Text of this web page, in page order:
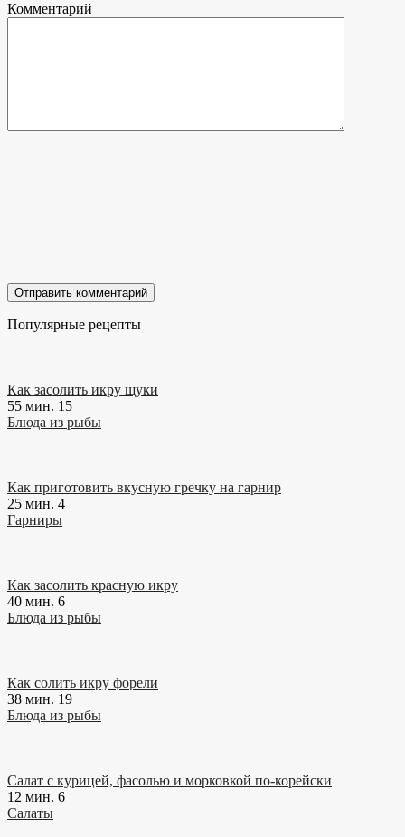
Комментарий
Популярные рецепты
Как засолить икру щуки
55 мин. 15
Блюда из рыбы
Как приготовить вкусную гречку на гарнир
25 мин. 4
Гарниры
Как засолить красную икру
40 мин. 6
Блюда из рыбы
Как солить икру форели
38 мин. 19
Блюда из рыбы
Салат с курицей, фасолью и морковкой по-корейски
12 мин. 6
Салаты